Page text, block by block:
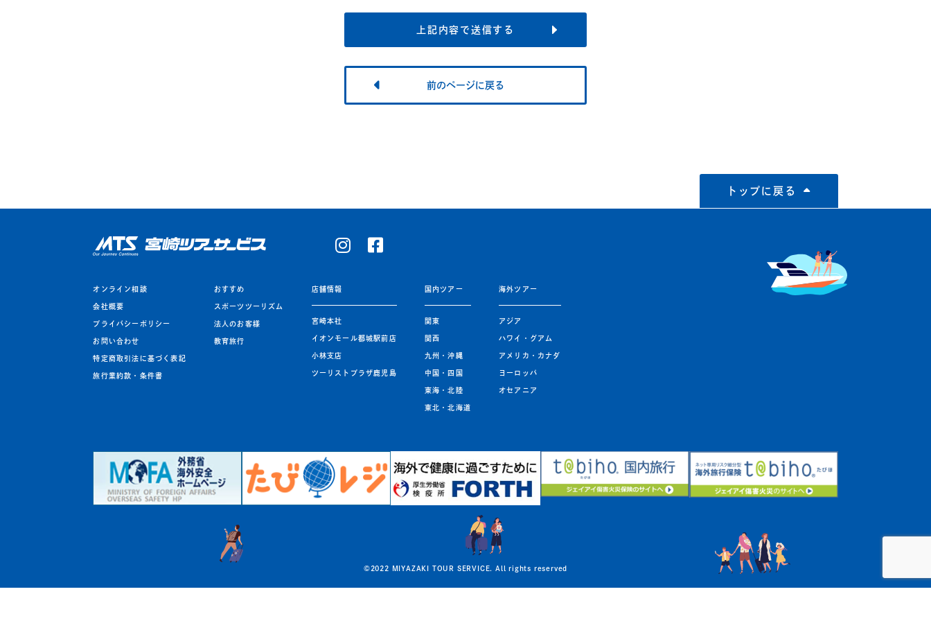
前のページに戻る
トップに戻る
オンライン相談
会社概要
プライバシーポリシー
お問い合わせ
特定商取引法に基づく表記
旅行業約款・条件書
おすすめ
スポーツツーリズム
法人のお客様
教育旅行
店舗情報
宮崎本社
イオンモール都城駅前店
小林支店
ツーリストプラザ鹿児島
国内ツアー
関東
関西
九州 ・沖縄
中国・四国
東海・北陸
東北 ・北海道
海外ツアー
アジア
ハワイ・グアム
アメリカ・カナダ
ヨーロッパ
オセアニア
©2022 MIYAZAKI TOUR SERVICE. All rights reserved